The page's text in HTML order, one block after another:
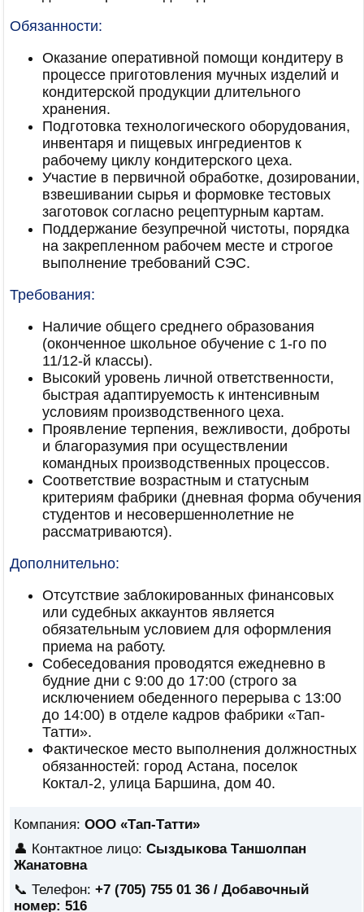
Обязанности:
Оказание оперативной помощи кондитеру в
процессе приготовления мучных изделий и
кондитерской продукции длительного
хранения.
Подготовка технологического оборудования,
инвентаря и пищевых ингредиентов к
рабочему циклу кондитерского цеха.
Участие в первичной обработке, дозировании,
взвешивании сырья и формовке тестовых
заготовок согласно рецептурным картам.
Поддержание безупречной чистоты, порядка
на закрепленном рабочем месте и строгое
выполнение требований СЭС.
Требования:
Наличие общего среднего образования
(оконченное школьное обучение с 1-го по
11/12-й классы).
Высокий уровень личной ответственности,
быстрая адаптируемость к интенсивным
условиям производственного цеха.
Проявление терпения, вежливости, доброты
и благоразумия при осуществлении
командных производственных процессов.
Соответствие возрастным и статусным
критериям фабрики (дневная форма обучения
студентов и несовершеннолетние не
рассматриваются).
Дополнительно:
Отсутствие заблокированных финансовых
или судебных аккаунтов является
обязательным условием для оформления
приема на работу.
Собеседования проводятся ежедневно в
будние дни с 9:00 до 17:00 (строго за
исключением обеденного перерыва с 13:00
до 14:00) в отделе кадров фабрики «Тап-
Татти».
Фактическое место выполнения должностных
обязанностей: город Астана, поселок
Коктал-2, улица Баршина, дом 40.
Компания: ООО «Тап-Татти»
👤 Контактное лицо: Сыздыкова Таншолпан
Жанатовна
📞 Телефон: +7 (705) 755 01 36 / Добавочный
номер: 516